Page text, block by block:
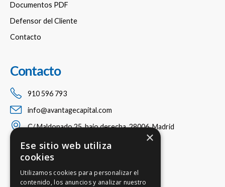
Documentos PDF
Defensor del Cliente
Contacto
Contacto
910 596 793
info@avantagecapital.com
C/ Maldonado 25, bajo derecha, 28006, Madrid
×
Ese sitio web utiliza
cookies
Utilizamos cookies para personalizar el
contenido, los anuncios y analizar nuestro